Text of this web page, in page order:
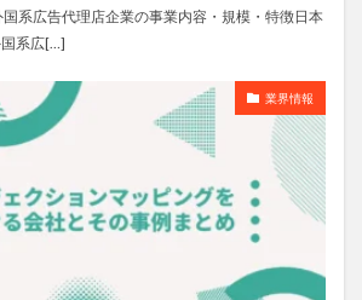
系広告代理店企業の事業内容・規模・特徴日本
系広[…]
業界情報